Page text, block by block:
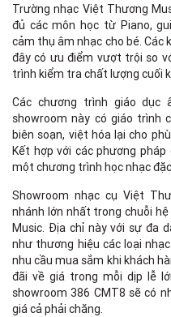
Trường nhạc Việt Thương
đủ các môn học từ Piano,
cảm thụ âm nhạc cho bé. Các
đây có ưu điểm vượt trội so
trình kiểm tra chất lượng cuối
Các chương trình giáo
showroom này có giáo trình
biên soạn, việt hóa lại cho
Kết hợp với các phương
một chương trình học nhạc
Showroom nhạc cụ Việt
nhánh lớn nhất trong chuỗi
Music. Địa chỉ này với sự đa
như thương hiệu các loại
nhu cầu mua sắm khi khách
đãi về giá trong mỗi dịp lễ
showroom 386 CMT8 sẽ có
giá cả phải chăng.